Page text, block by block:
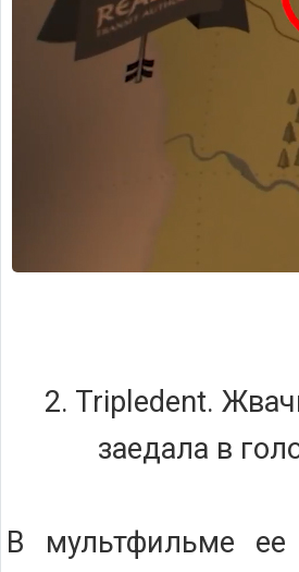
2. Tripledent.
заедала в
В мультфильме